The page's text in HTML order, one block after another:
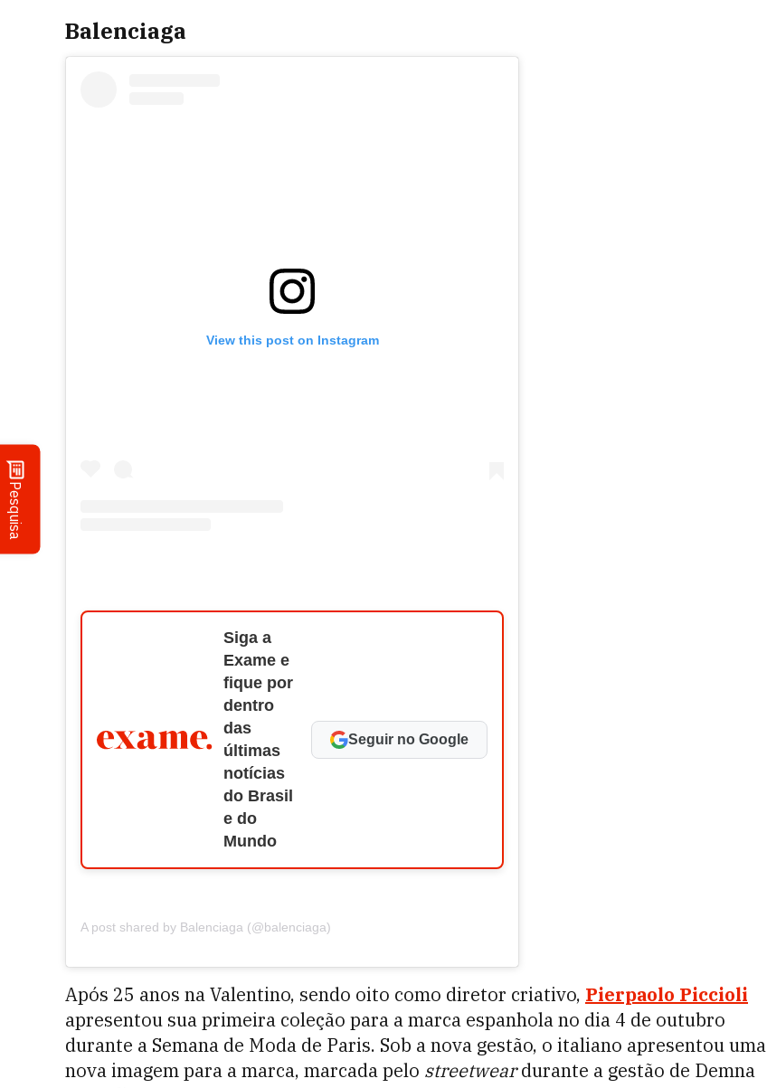
Pesquisa
Balenciaga
View this post on Instagram
Siga a
Exame e
fique por
dentro
das
últimas
notícias
do Brasil
e do
Mundo
Seguir no Google
A post shared by Balenciaga (@balenciaga)
Após 25 anos na Valentino, sendo oito como diretor criativo, Pierpaolo Piccioli
apresentou sua primeira coleção para a marca espanhola no dia 4 de outubro
durante a Semana de Moda de Paris. Sob a nova gestão, o italiano apresentou uma
nova imagem para a marca, marcada pelo streetweardurante a gestão de Demna